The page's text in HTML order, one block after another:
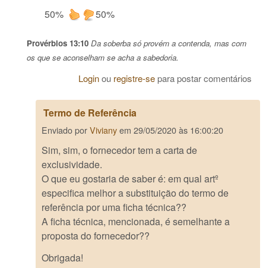
50%
50%
Provérbios 13:10 Da soberba só provém a contenda, mas com
os que se aconselham se acha a sabedoria.
Loginou registre-separa postar comentários
Termo de Referência
Enviado porVivianyem 29/05/2020 às 16:00:20
Sim, sim, o fornecedor tem a carta de
exclusividade.
O que eu gostaria de saber é: em qual artº
especifica melhor a substituição do termo de
referência por uma ficha técnica??
A ficha técnica, mencionada, é semelhante a
proposta do fornecedor??
Obrigada!